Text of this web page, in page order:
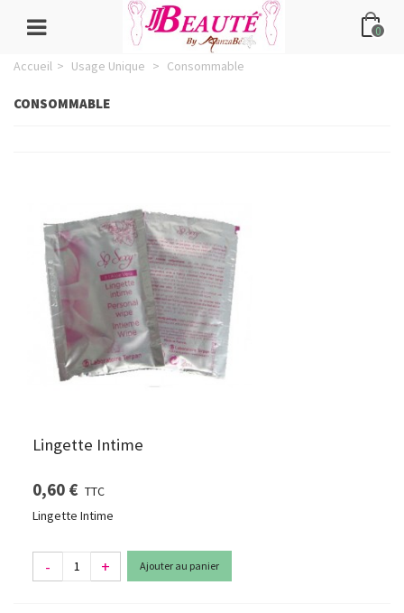
0
Accueil > Usage Unique > Consommable
CONSOMMABLE
Lingette Intime
0,60 € TTC
Lingette Intime
- + Ajouter au panier